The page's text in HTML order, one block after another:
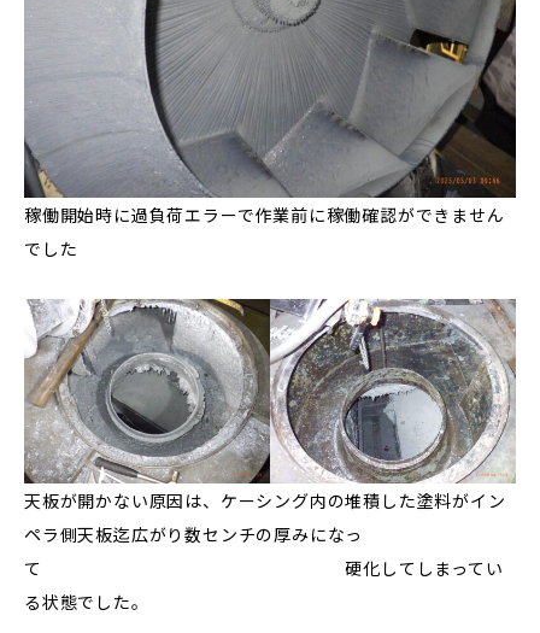
稼働開始時に過負荷エラーで作業前に稼働確認ができません
でした
天板が開かない原因は、ケーシング内の堆積した塗料がイン
ペラ側天板迄広がり数センチの厚みになっ
て 硬化してしまってい
る状態でした。